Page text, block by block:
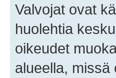
Valvojat ovat
huolehtia
oikeudet
alueella, missä